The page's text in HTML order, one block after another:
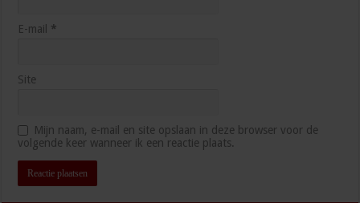
E-mail *
Site
Mijn naam, e-mail en site opslaan in deze browser voor de
volgende keer wanneer ik een reactie plaats.